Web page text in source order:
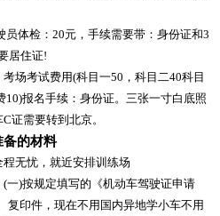
体检：20元，手续需要带：身份证和3
居住证!
考试费用(科目一50，科目二40科目
10)报名手续：身份证。三张一寸白底照
证需要转到北京。
的材料
无忧，就近安排训练场
)按规定填写的《机动车驾驶证申请
复印件，现在不用国内异地学小车不用